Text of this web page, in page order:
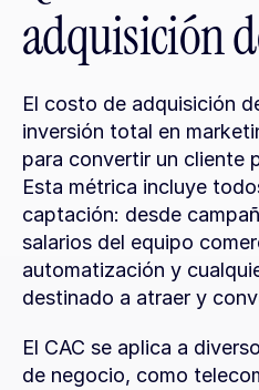
adquisición
El costo de adquisición
inversión total en
para convertir un cliente
Esta métrica incluye
captación: desde
salarios del equipo
automatización y
destinado a atraer y
El CAC se aplica a
de negocio, como